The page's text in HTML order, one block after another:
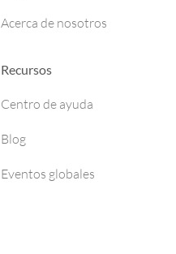
Acerca de nosotros
Recursos
Centro de ayuda
Blog
Eventos globales